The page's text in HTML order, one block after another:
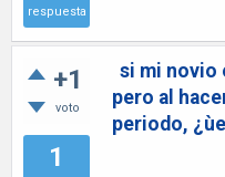
respuesta
+1
voto
1
si mi novio
pero al
periodo,